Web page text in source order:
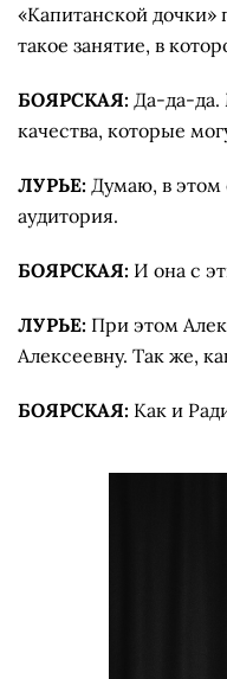
«Капитанской дочки»
такое занятие, в
БОЯРСКАЯ: Да-да-да.
качества, которые
ЛУРЬЕ: Думаю, в этом
аудитория.
БОЯРСКАЯ: И она с
ЛУРЬЕ: При этом
Алексеевну. Так же,
БОЯРСКАЯ: Как и